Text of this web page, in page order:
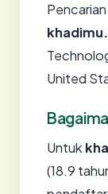
United
Untuk
(18.9